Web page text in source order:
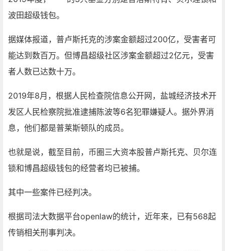
波田超级钱包。
据媒体报道，普卢斯托克的涉案金额超过200亿，受害者可
能达到数百万。但博昌超级社区涉案金额超过2亿元，受害
者人数已达数十万。
2019年8月，根据人民检查院信息公开网，盐城经济技术开
发区人民检察院批准逮捕陈波等6名犯罪嫌疑人。据外界消
息，他们都是普莱斯顿队的成员。
也就是说，截至目前，币圈三大资本股普卢斯托克、贝尔连
锁和博昌超级钱包的经营者均已被捕。
其中一些案件已经判决。
根据司法大数据平台openlaw的统计，近年来，已有568起
传销相关刑事判决。